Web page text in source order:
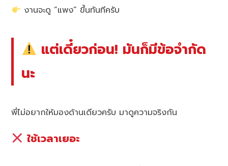
งานจะดู “แพง” ขึ้นทันทีครับ
แต่เดี๋ยวก่อน! มันก็มีข้อจำกัด
นะ
พี่ไม่อยากให้มองด้านเดียวครับ มาดูความจริงกัน
ใช้เวลาเยอะ